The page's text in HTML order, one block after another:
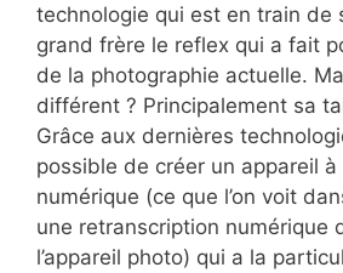
technologie qui est en train de
grand frère le reflex qui a fait
de la photographie actuelle.
différent ? Principalement sa
Grâce aux dernières
possible de créer un appareil à
numérique (ce que l’on voit
une retranscription numérique
l’appareil photo) qui a la